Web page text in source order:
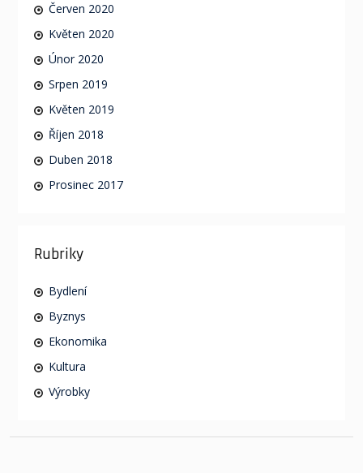
Červen 2020
Květen 2020
Únor 2020
Srpen 2019
Květen 2019
Říjen 2018
Duben 2018
Prosinec 2017
Rubriky
Bydlení
Byznys
Ekonomika
Kultura
Výrobky